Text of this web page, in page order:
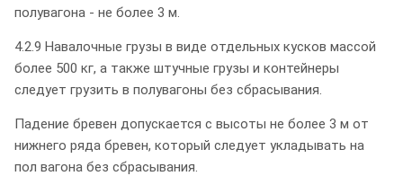
полувагона - не более 3 м.
4.2.9 Навалочные грузы в виде отдельных кусков массой
более 500 кг, а также штучные грузы и контейнеры
следует грузить в полувагоны без сбрасывания.
Падение бревен допускается с высоты не более 3 м от
нижнего ряда бревен, который следует укладывать на
пол вагона без сбрасывания.